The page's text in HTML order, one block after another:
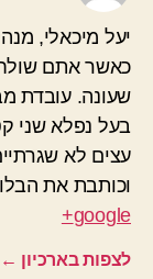
יעל מיכאלי,
כאשר אתם
שעונה. עובדת
בעל נפלא שני
עצים לא
וכותבת את
google+
לצפות בארכיון ←